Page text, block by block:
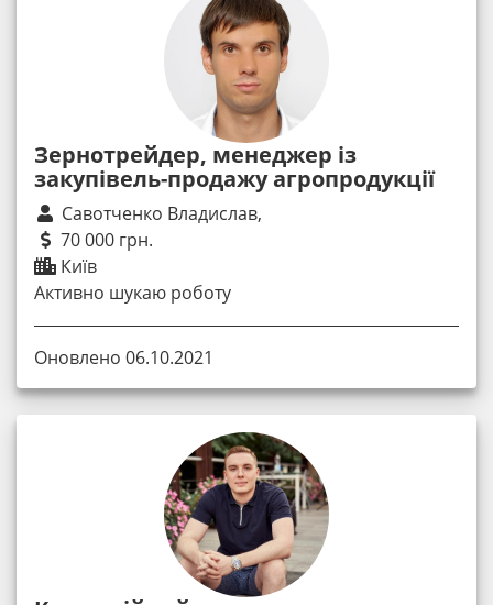
Зернотрейдер, менеджер із
закупівель-продажу агропродукції
Савотченко Владислав,
70 000 грн.
Київ
Активно шукаю роботу
Оновлено 06.10.2021